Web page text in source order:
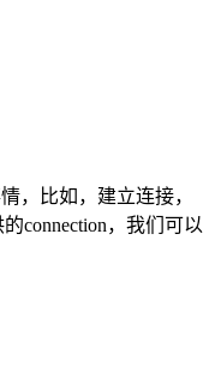
，比如，建立连接，
connection，我们可以